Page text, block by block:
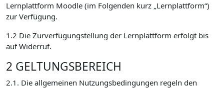
Lernplattform Moodle (im Folgenden kurz „Lernplattform“)
zur Verfügung.
1.2 Die Zurverfügungstellung der Lernplattform erfolgt bis
auf Widerruf.
2 GELTUNGSBEREICH
2.1. Die allgemeinen Nutzungsbedingungen regeln den